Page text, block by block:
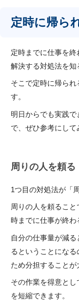
定時に帰ら
定時までに仕事を
解決する対処法を知
そこで定時に帰ら
す。
明日からでも実践
で、ぜひ参考にして
周りの人を頼る
1つ目の対処法が「
周りの人を頼るこ
時までに仕事が終わ
自分の仕事量が減
るということにな
ため分担することが
その作業を得意と
を短縮できます。